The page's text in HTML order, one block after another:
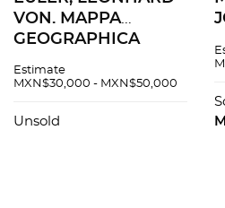
VON. MAPPA
GEOGRAPHICA
SEPTENTRIONALIS
EXEMPLARIA. PARS I
Estimate
MXN$30,000 - MXN$50,000
Unsold
XX